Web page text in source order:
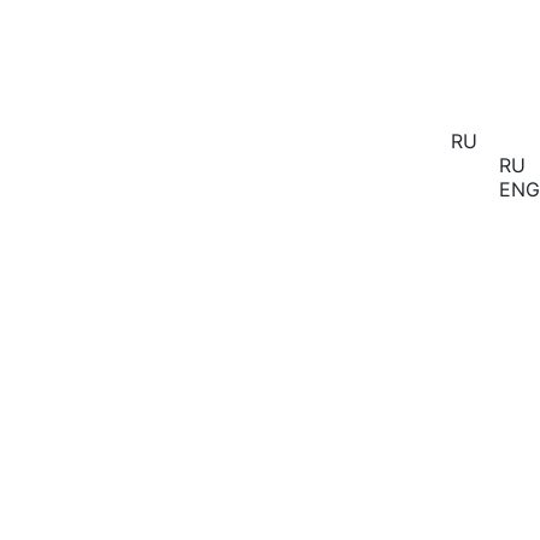
RU
RU
ENG